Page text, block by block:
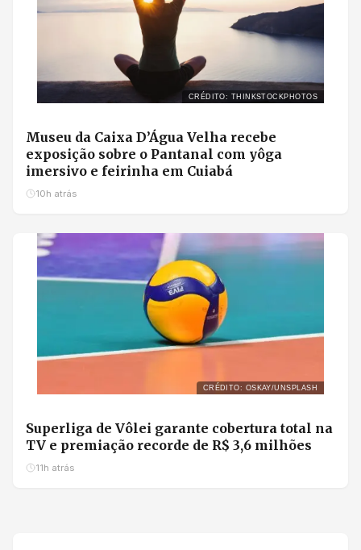
CRÉDITO: THINKSTOCKPHOTOS
Museu da Caixa D’Água Velha recebe
exposição sobre o Pantanal com yôga
imersivo e feirinha em Cuiabá
10h atrás
CRÉDITO: OSKAY/UNSPLASH
Superliga de Vôlei garante cobertura total na
TV e premiação recorde de R$ 3,6 milhões
11h atrás